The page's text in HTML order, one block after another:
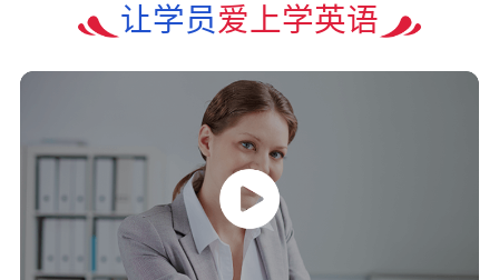
让学员爱上学英语